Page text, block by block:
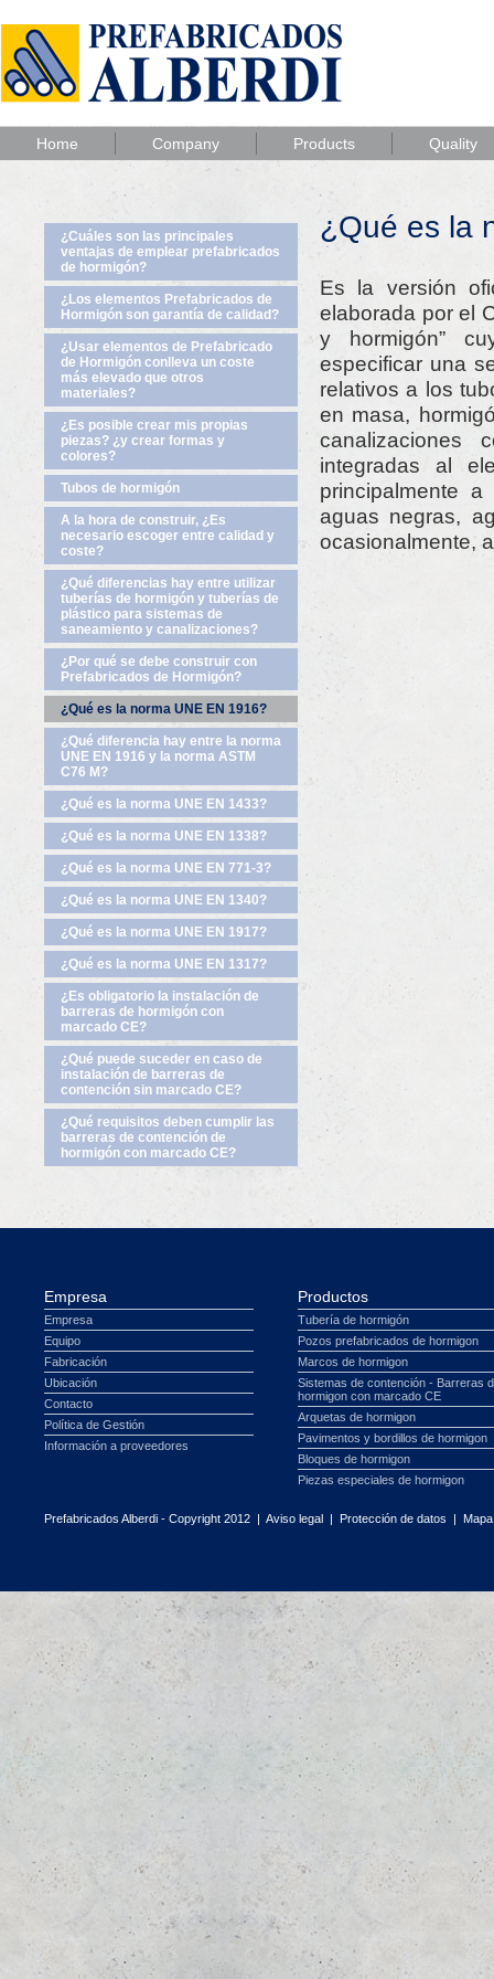
Home Company Products Quality
¿Cuáles son las principales
ventajas de emplear prefabricados
de hormigón?
¿Los elementos Prefabricados de
Hormigón son garantía de calidad?
¿Usar elementos de Prefabricado
de Hormigón conlleva un coste
más elevado que otros
materiales?
¿Es posible crear mis propias
piezas? ¿y crear formas y
colores?
Tubos de hormigón
A la hora de construir, ¿Es
necesario escoger entre calidad y
coste?
¿Qué diferencias hay entre utilizar
tuberías de hormigón y tuberías de
plástico para sistemas de
saneamiento y canalizaciones?
¿Por qué se debe construir con
Prefabricados de Hormigón?
¿Qué es la norma UNE EN 1916?
¿Qué diferencia hay entre la norma
UNE EN 1916 y la norma ASTM
C76 M?
¿Qué es la norma UNE EN 1433?
¿Qué es la norma UNE EN 1338?
¿Qué es la norma UNE EN 771-3?
¿Qué es la norma UNE EN 1340?
¿Qué es la norma UNE EN 1917?
¿Qué es la norma UNE EN 1317?
¿Es obligatorio la instalación de
barreras de hormigón con
marcado CE?
¿Qué puede suceder en caso de
instalación de barreras de
contención sin marcado CE?
¿Qué requisitos deben cumplir las
barreras de contención de
hormigón con marcado CE?
¿Qué es la
Es la versión
elaborada por el
y hormigón”
especificar una
relativos a los
en masa,
canalizaciones
integradas al
principalmente
aguas negras,
ocasionalmente,
Empresa
Empresa
Equipo
Fabricación
Ubicación
Contacto
Política de Gestión
Información a proveedores
Productos
Tubería de hormigón
Pozos prefabricados de hormigon
Marcos de hormigon
Sistemas de contención - Barreras
hormigon con marcado CE
Arquetas de hormigon
Pavimentos y bordillos de hormigon
Bloques de hormigon
Piezas especiales de hormigon
Prefabricados Alberdi - Copyright 2012 | Aviso legal | Protección de datos |